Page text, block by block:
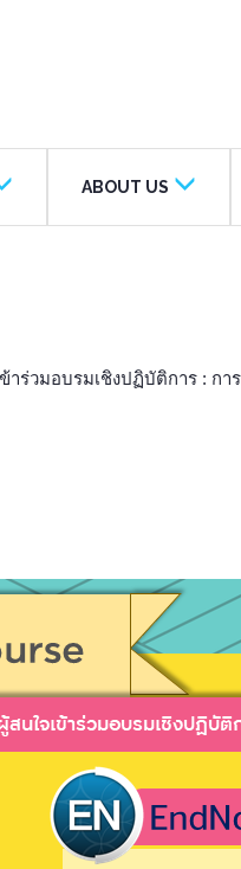
ABOUT US
วมอบรมเชิงปฏิบัติการ : ก